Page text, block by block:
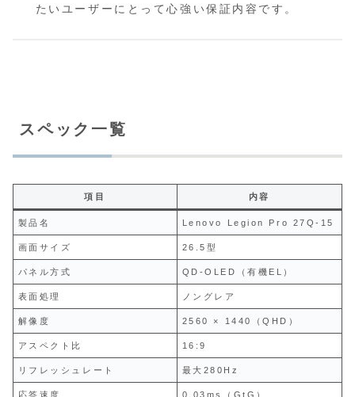
たいユーザーにとって心強い保証内容です。
スペック一覧
項目 内容
製品名 Lenovo Legion Pro 27Q-15
画面サイズ 26.5型
パネル方式 QD‑OLED（有機EL）
表面処理 ノングレア
解像度 2560 × 1440（QHD）
アスペクト比 16:9
リフレッシュレート 最大280Hz
応答速度 0.03ms（GtG）